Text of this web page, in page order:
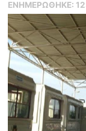
ΕΝΗΜΕΡΏΘΗΚΕ: